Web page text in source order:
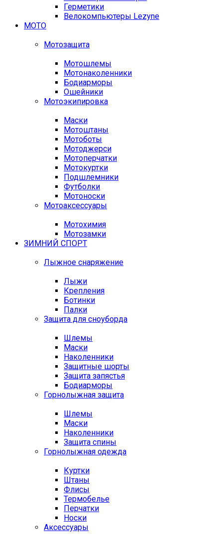
Герметики
Велокомпьютеры Lezyne
МОТО
Мотозащита
Мотошлемы
Мотонаколенники
Бодиарморы
Ошейники
Мотоэкипировка
Маски
Мотоштаны
Мотоботы
Мотоджерси
Мотоперчатки
Мотокуртки
Подшлемники
Футболки
Мотоноски
Мотоаксессуары
Мотохимия
Мотозамки
ЗИМНИЙ СПОРТ
Лыжное снаряжение
Лыжи
Крепления
Ботинки
Палки
Защита для сноуборда
Шлемы
Маски
Наколенники
Защитные шорты
Защита запястья
Бодиарморы
Горнолыжная защита
Шлемы
Маски
Наколенники
Защита спины
Горнолыжная одежда
Куртки
Штаны
Флисы
Термобелье
Перчатки
Носки
Аксессуары